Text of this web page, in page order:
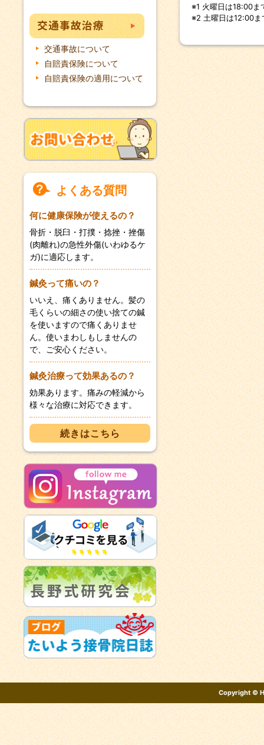
交通事故について
自賠責保険について
自賠責保険の適用について
よくある質問
何に健康保険が使えるの？
骨折・脱臼・打撲・捻挫・挫傷
(肉離れ)の急性外傷(いわゆるケ
ガ)に適応します。
鍼灸って痛いの？
いいえ、痛くありません。髪の
毛くらいの細さの使い捨ての鍼
を使いますので痛くありませ
ん。使いまわしもしませんの
で、ご安心ください。
鍼灸治療って効果あるの？
効果あります。痛みの軽減から
様々な治療に対応できます。
続きはこちら
※1 火曜日は18:00ま
※2 土曜日は12:00ま
Copyright ©